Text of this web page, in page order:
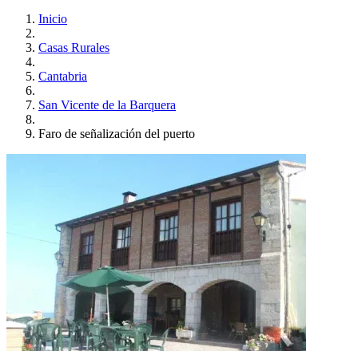
Inicio
Casas Rurales
Cantabria
San Vicente de la Barquera
Faro de señalización del puerto